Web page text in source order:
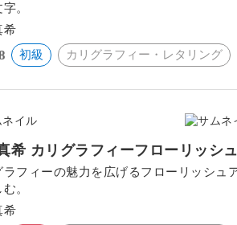
。
希
初級 カリグラフィー・レタリング
希 カリグラフィーフローリッシ
ラフィーの魅力を広げるフローリッシュ
。
希